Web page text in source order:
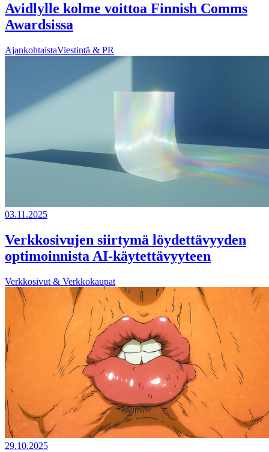
Avidlylle kolme voittoa Finnish Comms
Awardsissa
AjankohtaistaViestintä & PR
03.11.2025
Verkkosivujen siirtymä löydettävyyden
optimoinnista AI-käytettävyyteen
Verkkosivut & Verkkokaupat
29.10.2025